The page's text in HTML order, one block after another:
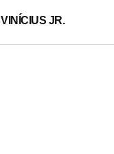
VINÍCIUS JR.